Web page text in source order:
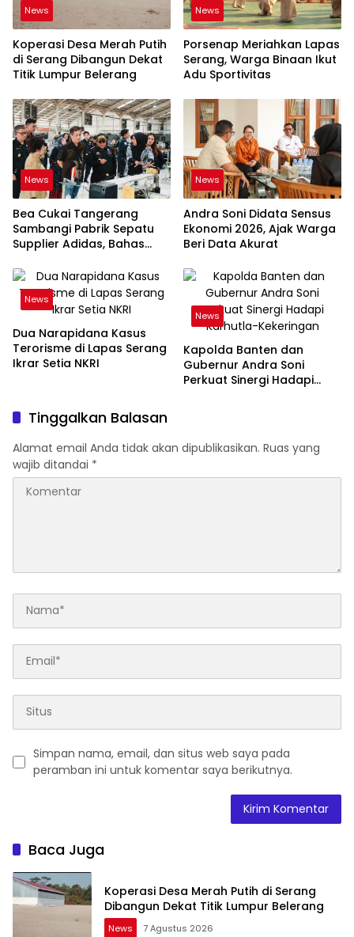
News
Koperasi Desa Merah Putih
di Serang Dibangun Dekat
Titik Lumpur Belerang
News
Porsenap Meriahkan Lapas
Serang, Warga Binaan Ikut
Adu Sportivitas
News
Bea Cukai Tangerang
Sambangi Pabrik Sepatu
Supplier Adidas, Bahas
News
Andra Soni Didata Sensus
Ekonomi 2026, Ajak Warga
Beri Data Akurat
News
Dua Narapidana Kasus
Terorisme di Lapas Serang
Ikrar Setia NKRI
News
Kapolda Banten dan
Gubernur Andra Soni
Perkuat Sinergi Hadapi
Tinggalkan Balasan
Alamat email Anda tidak akan dipublikasikan. Ruas yang
wajib ditandai *
Simpan nama, email, dan situs web saya pada
peramban ini untuk komentar saya berikutnya.
Baca Juga
Koperasi Desa Merah Putih di Serang
Dibangun Dekat Titik Lumpur Belerang
News 7 Agustus 2026